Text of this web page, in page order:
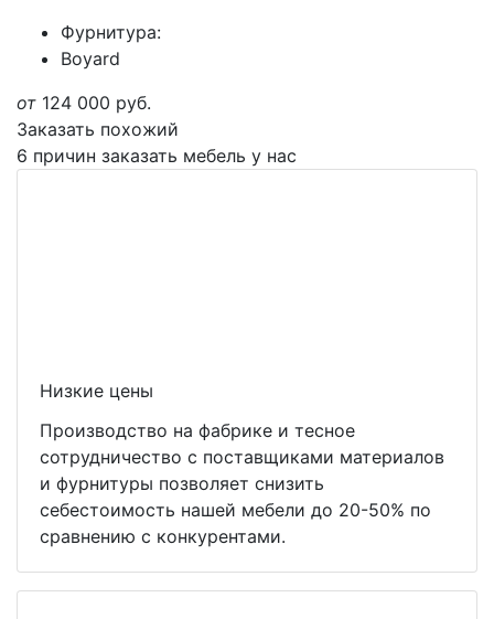
Фурнитура:
Boyard
от 124 000 руб.
Заказать похожий
6 причин заказать мебель у нас
Низкие цены
Производство на фабрике и тесное
сотрудничество с поставщиками материалов
и фурнитуры позволяет снизить
себестоимость нашей мебели до 20-50% по
сравнению с конкурентами.